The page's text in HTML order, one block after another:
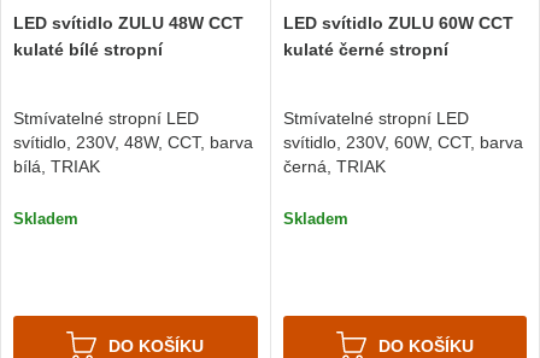
LED svítidlo ZULU 48W CCT
kulaté bílé stropní
Stmívatelné stropní LED
svítidlo, 230V, 48W, CCT, barva
bílá, TRIAK
Skladem
DO KOŠÍKU
LED svítidlo ZULU 60W CCT
kulaté černé stropní
Stmívatelné stropní LED
svítidlo, 230V, 60W, CCT, barva
černá, TRIAK
Skladem
DO KOŠÍKU